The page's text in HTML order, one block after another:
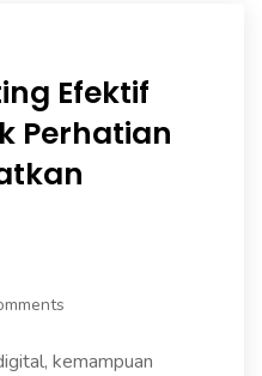
Efektif
Perhatian
kemampuan